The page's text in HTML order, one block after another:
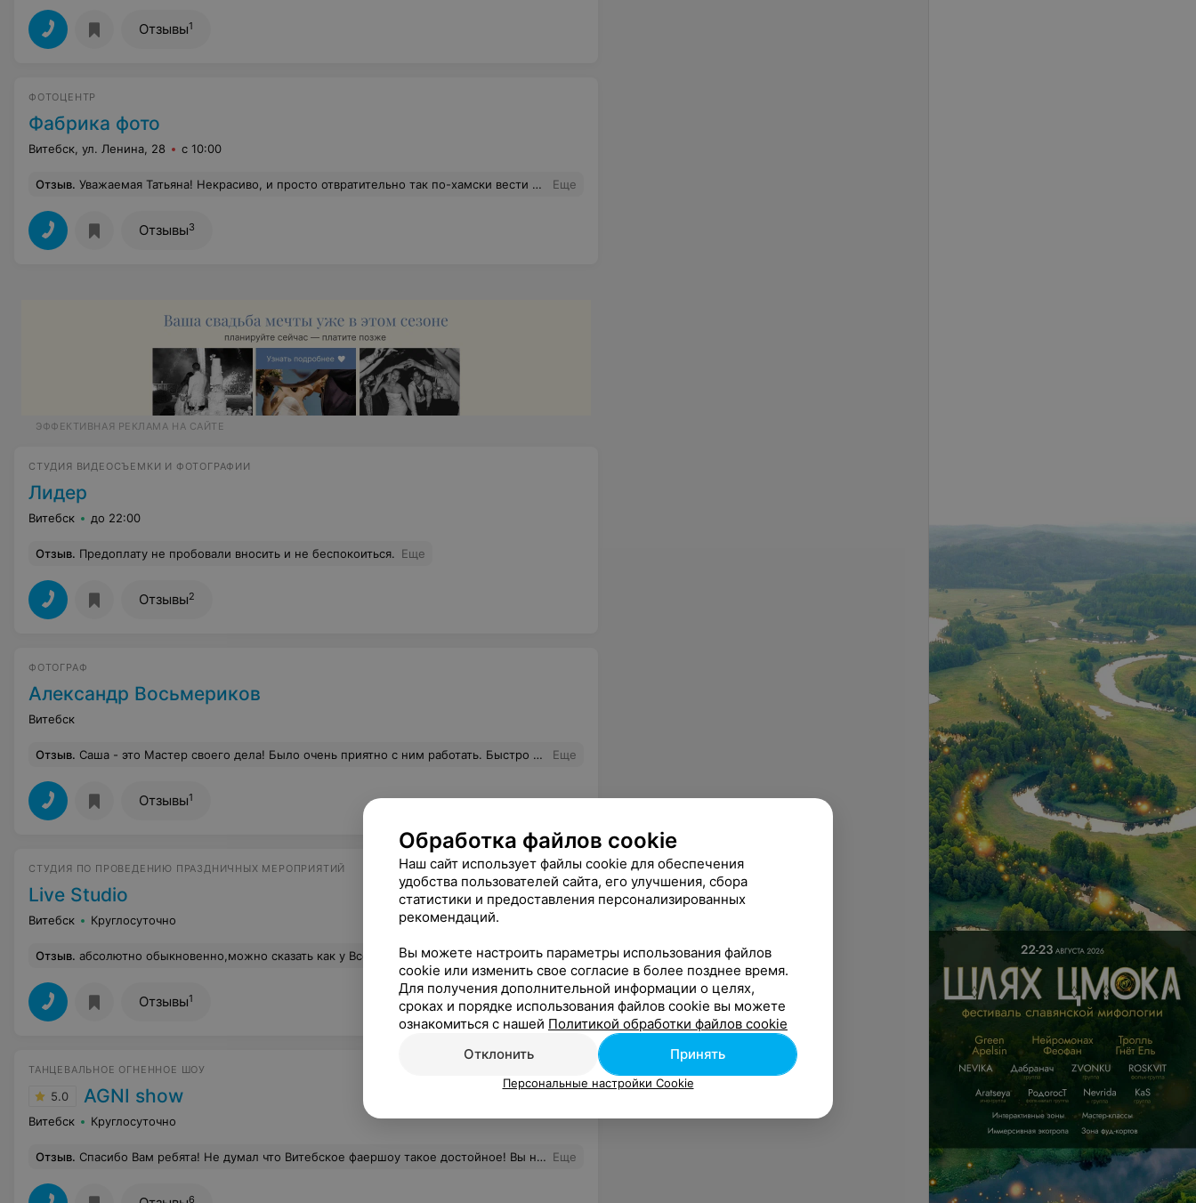
Отзывы1
ФОТОЦЕНТР
Фабрика фото
Витебск, ул. Ленина, 28 с 10:00
Отзыв. Уважаемая Татьяна! Некрасиво, и просто отвратительно так по-хамски вести себя с людьми! Если Вы помните, в нашем с Вами договоре было прописано минимум 200 ОБРАБОТАННЫХ ФОТО, и что же? Фотографии смазаны в большинстве случаев, а Вы пишете, что заботитесь о своих клиентах, но даже не подсказали что у жениха галстук набекрень, и просто отщёлкали всё как было! Сколько времени прошло с октября? Фото, которые вы отдали на диске, НЕ обработаны, Вы не сообщили мне, какую фото вы напечатаете на обложке, а потом пропали, хотя мы договаривались ещё и на альбом. (Который всё-таки входил в стоимость, по Вашим тогдашним словам). Выходит, Вы не предоставили мне услуги в полном объёме, да ещё и на звонки не отвечаете. Почему я должна сама Вам звонить, ведь это Ваша работа! Мы договорились, что Вы позвоните мне ! 8 ! дней назад, а теперь не берёте трубку! Я в полном шоке от Вашей, так сказать, работы! Отвратительно!!! Еще
Отзывы3
ЭФФЕКТИВНАЯ РЕКЛАМА НА САЙТЕ
СТУДИЯ ВИДЕОСЪЕМКИ И ФОТОГРАФИИ
Лидер
Витебск до 22:00
Отзыв. Предоплату не пробовали вносить и не беспокоиться. Еще
Отзывы2
ФОТОГРАФ
Александр Восьмериков
Витебск
Отзыв. Саша - это Мастер своего дела! Было очень приятно с ним работать. Быстро нашли общий язык. Внимательно выслушал, внес небольшие коррективы. Итого: фотографии получились БЕСПОДОБНЫЕ, яркие, живые!!! Очень рекомендую, не пожалеете. Саша! Огромное спасибо!!! Еще
Отзывы1
СТУДИЯ ПО ПРОВЕДЕНИЮ ПРАЗДНИЧНЫХ МЕРОПРИЯТИЙ
Live Studio
Витебск Круглосуточно
Отзыв. абсолютно обыкновенно,можно сказать как у Всех-ничего особенного Еще
Отзывы1
ТАНЦЕВАЛЬНОЕ ОГНЕННОЕ ШОУ
5.0 AGNI show
Витебск Круглосуточно
Отзыв. Спасибо Вам ребята! Не думал что Витебское фаершоу такое достойное! Вы не хуже ребят из Питера! Еще
6
Обработка файлов cookie
Наш сайт использует файлы cookie для обеспечения
удобства пользователей сайта, его улучшения, сбора
статистики и предоставления персонализированных
рекомендаций.
Вы можете настроить параметры использования файлов
cookie или изменить свое согласие в более позднее время.
Для получения дополнительной информации о целях,
сроках и порядке использования файлов cookie вы можете
ознакомиться с нашей Политикой обработки файлов cookie
Отклонить
Принять
Персональные настройки Cookie